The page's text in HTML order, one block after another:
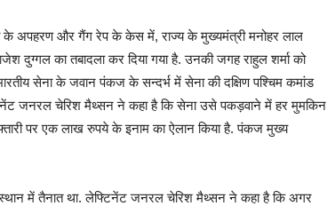
के अपहरण और गैंग रेप के केस में, राज्य के मुख्यमंत्री मनोहर लाल
का तबादला कर दिया गया है. उनकी जगह राहुल शर्मा को
सेना के जवान पंकज के सन्दर्भ में सेना की दक्षिण पश्चिम कमांड
जनरल चेरिश मैथ्सन ने कहा है कि सेना उसे पकड़वाने में हर मुमकिन
पर एक लाख रुपये के इनाम का ऐलान किया है. पंकज मुख्य
में तैनात था. लेफ्टिनेंट जनरल चेरिश मैथ्सन ने कहा है कि अगर